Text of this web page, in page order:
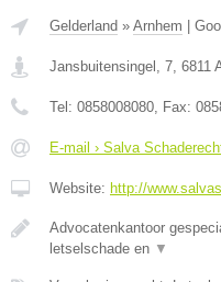
Gelderland » Arnhem
Jansbuitensingel, 7, 6811
Tel: 0858008080, Fax:
E-mail › Salva
Website: http://
Advocatenkantoor
letselschade en ▼